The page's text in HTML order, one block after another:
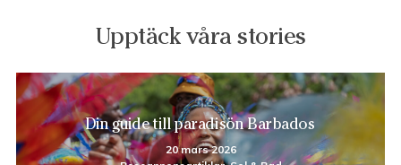
Upptäck våra stories
Din guide till paradisön Barbados
20 mars 2026